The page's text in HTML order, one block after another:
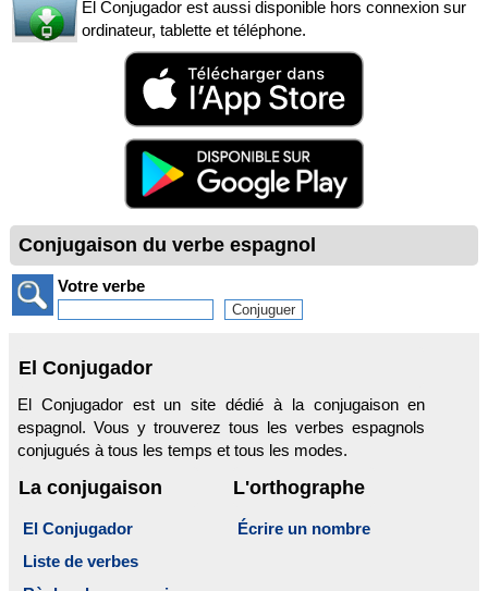
El Conjugador est aussi disponible hors connexion sur
ordinateur, tablette et téléphone.
Conjugaison du verbe espagnol
Votre verbe
El Conjugador
El Conjugador est un site dédié à la conjugaison en
espagnol. Vous y trouverez tous les verbes espagnols
conjugués à tous les temps et tous les modes.
La conjugaison
El Conjugador
Liste de verbes
L'orthographe
Écrire un nombre